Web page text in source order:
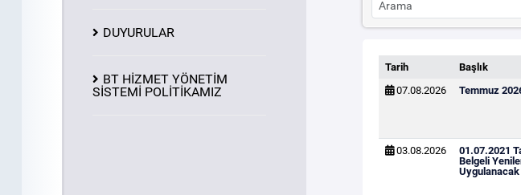
DUYURULAR
BT HİZMET YÖNETİM
SİSTEMİ POLİTİKAMIZ
Tarih Başlık
07.08.2026
Temmuz
03.08.2026
01.07.2021
Belgeli